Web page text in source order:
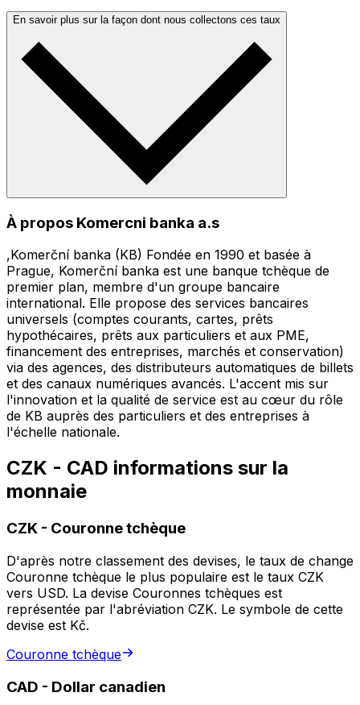
En savoir plus sur la façon dont nous collectons ces taux
À propos Komercni banka a.s
,Komerční banka (KB) Fondée en 1990 et basée à
Prague, Komerční banka est une banque tchèque de
premier plan, membre d'un groupe bancaire
international. Elle propose des services bancaires
universels (comptes courants, cartes, prêts
hypothécaires, prêts aux particuliers et aux PME,
financement des entreprises, marchés et conservation)
via des agences, des distributeurs automatiques de billets
et des canaux numériques avancés. L'accent mis sur
l'innovation et la qualité de service est au cœur du rôle
de KB auprès des particuliers et des entreprises à
l'échelle nationale.
CZK - CAD informations sur la
monnaie
CZK - Couronne tchèque
D'après notre classement des devises, le taux de change
Couronne tchèque le plus populaire est le taux CZK
vers USD. La devise Couronnes tchèques est
représentée par l'abréviation CZK. Le symbole de cette
devise est Kč.
Couronne tchèque
CAD - Dollar canadien